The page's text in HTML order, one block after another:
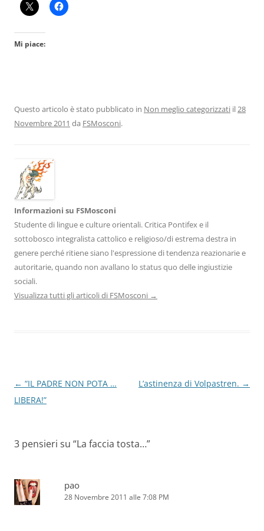
Mi piace:
Questo articolo è stato pubblicato in Non meglio categorizzati il28
Novembre 2011 da FSMosconi.
Informazioni su FSMosconi
Studente di lingue e culture orientali. Critica Pontifex e il
sottobosco integralista cattolico e religioso/di estrema destra in
genere perché ritiene siano l'espressione di tendenza reazionarie e
autoritarie, quando non avallano lo status quo delle ingiustizie
sociali.
Visualizza tutti gli articoli di FSMosconi →
Navigazione
articolo
← “IL PADRE NON POTA …
LIBERA!”
L’astinenza di Volpastren. →
3 pensieri su “La faccia tosta…”
pao
28 Novembre 2011 alle 7:08 PM